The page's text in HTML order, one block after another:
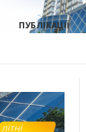
ПУБЛІКАЦІЇ